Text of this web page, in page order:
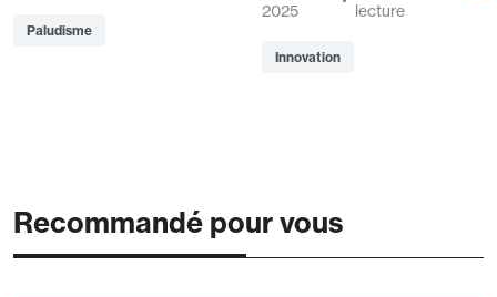
Paludisme
2025
lecture
Innovation
Recommandé pour vous